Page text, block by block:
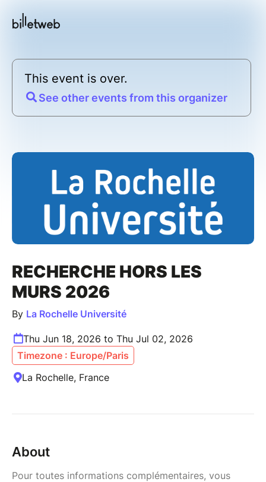
This event is over.
See other events from this organizer
RECHERCHE HORS LES
MURS 2026
By La Rochelle Université
Thu Jun 18, 2026 to Thu Jul 02, 2026
Timezone : Europe/Paris
La Rochelle, France
About
Pour toutes informations complémentaires, vous